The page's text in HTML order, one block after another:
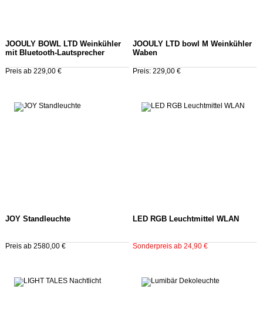
JOOULY BOWL LTD Weinkühler
mit Bluetooth-Lautsprecher
Preis ab 229,00 €
JOOULY LTD bowl M Weinkühler
Waben
Preis: 229,00 €
JOY Standleuchte
Preis ab 2580,00 €
LED RGB Leuchtmittel WLAN
Sonderpreis ab 24,90 €